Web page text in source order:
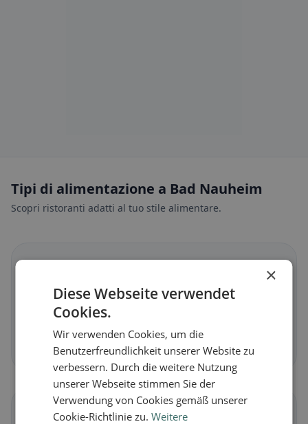
Tipi di alimentazione a Bad Nauheim
Scopri ristoranti adatti al tuo stile alimentare.
Veganoin Bad Nauheim
Piatti vegetali e cucina vegana
Scopri ora →
×
Diese Webseite verwendet
Cookies.
Wir verwenden Cookies, um die
Benutzerfreundlichkeit unserer Website zu
verbessern. Durch die weitere Nutzung
unserer Webseite stimmen Sie der
Verwendung von Cookies gemäß unserer
Cookie-Richtlinie zu.Weitere